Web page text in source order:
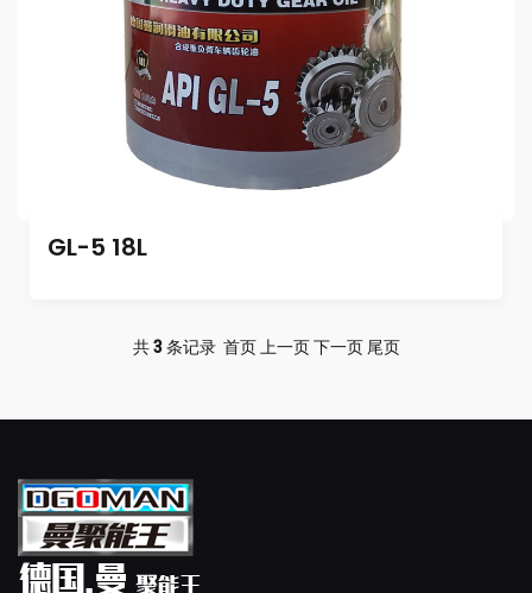
GL-5 18L
共3条记录 首页 上一页 下一页 尾页